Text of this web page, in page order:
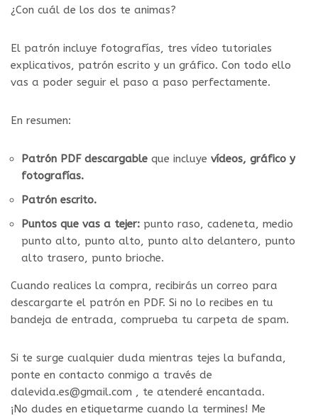
¿Con cuál de los dos te animas?
El patrón incluye fotografías, tres vídeo tutoriales
explicativos, patrón escrito y un gráfico. Con todo ello
vas a poder seguir el paso a paso perfectamente.
En resumen:
Patrón PDF descargable que incluye vídeos, gráfico y
fotografías.
Patrón escrito.
Puntos que vas a tejer: punto raso, cadeneta, medio
punto alto, punto alto, punto alto delantero, punto
alto trasero, punto brioche.
Cuando realices la compra, recibirás un correo para
descargarte el patrón en PDF. Si no lo recibes en tu
bandeja de entrada, comprueba tu carpeta de spam.
Si te surge cualquier duda mientras tejes la bufanda,
ponte en contacto conmigo a través de
dalevida.es@gmail.com , te atenderé encantada.
¡No dudes en etiquetarme cuando la termines! Me